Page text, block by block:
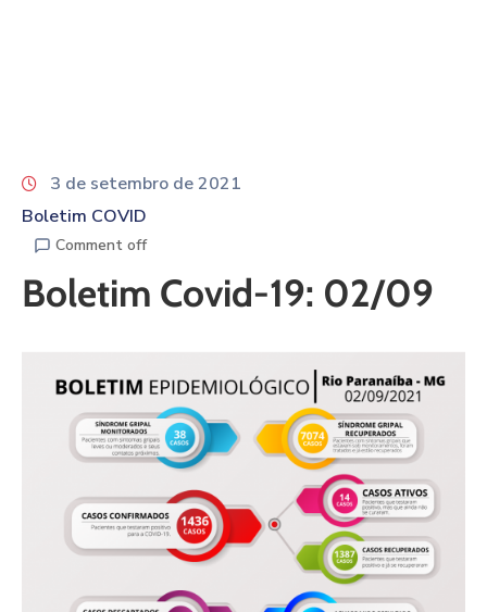
3 de setembro de 2021
Boletim COVID
Comment off
Boletim Covid-19: 02/09